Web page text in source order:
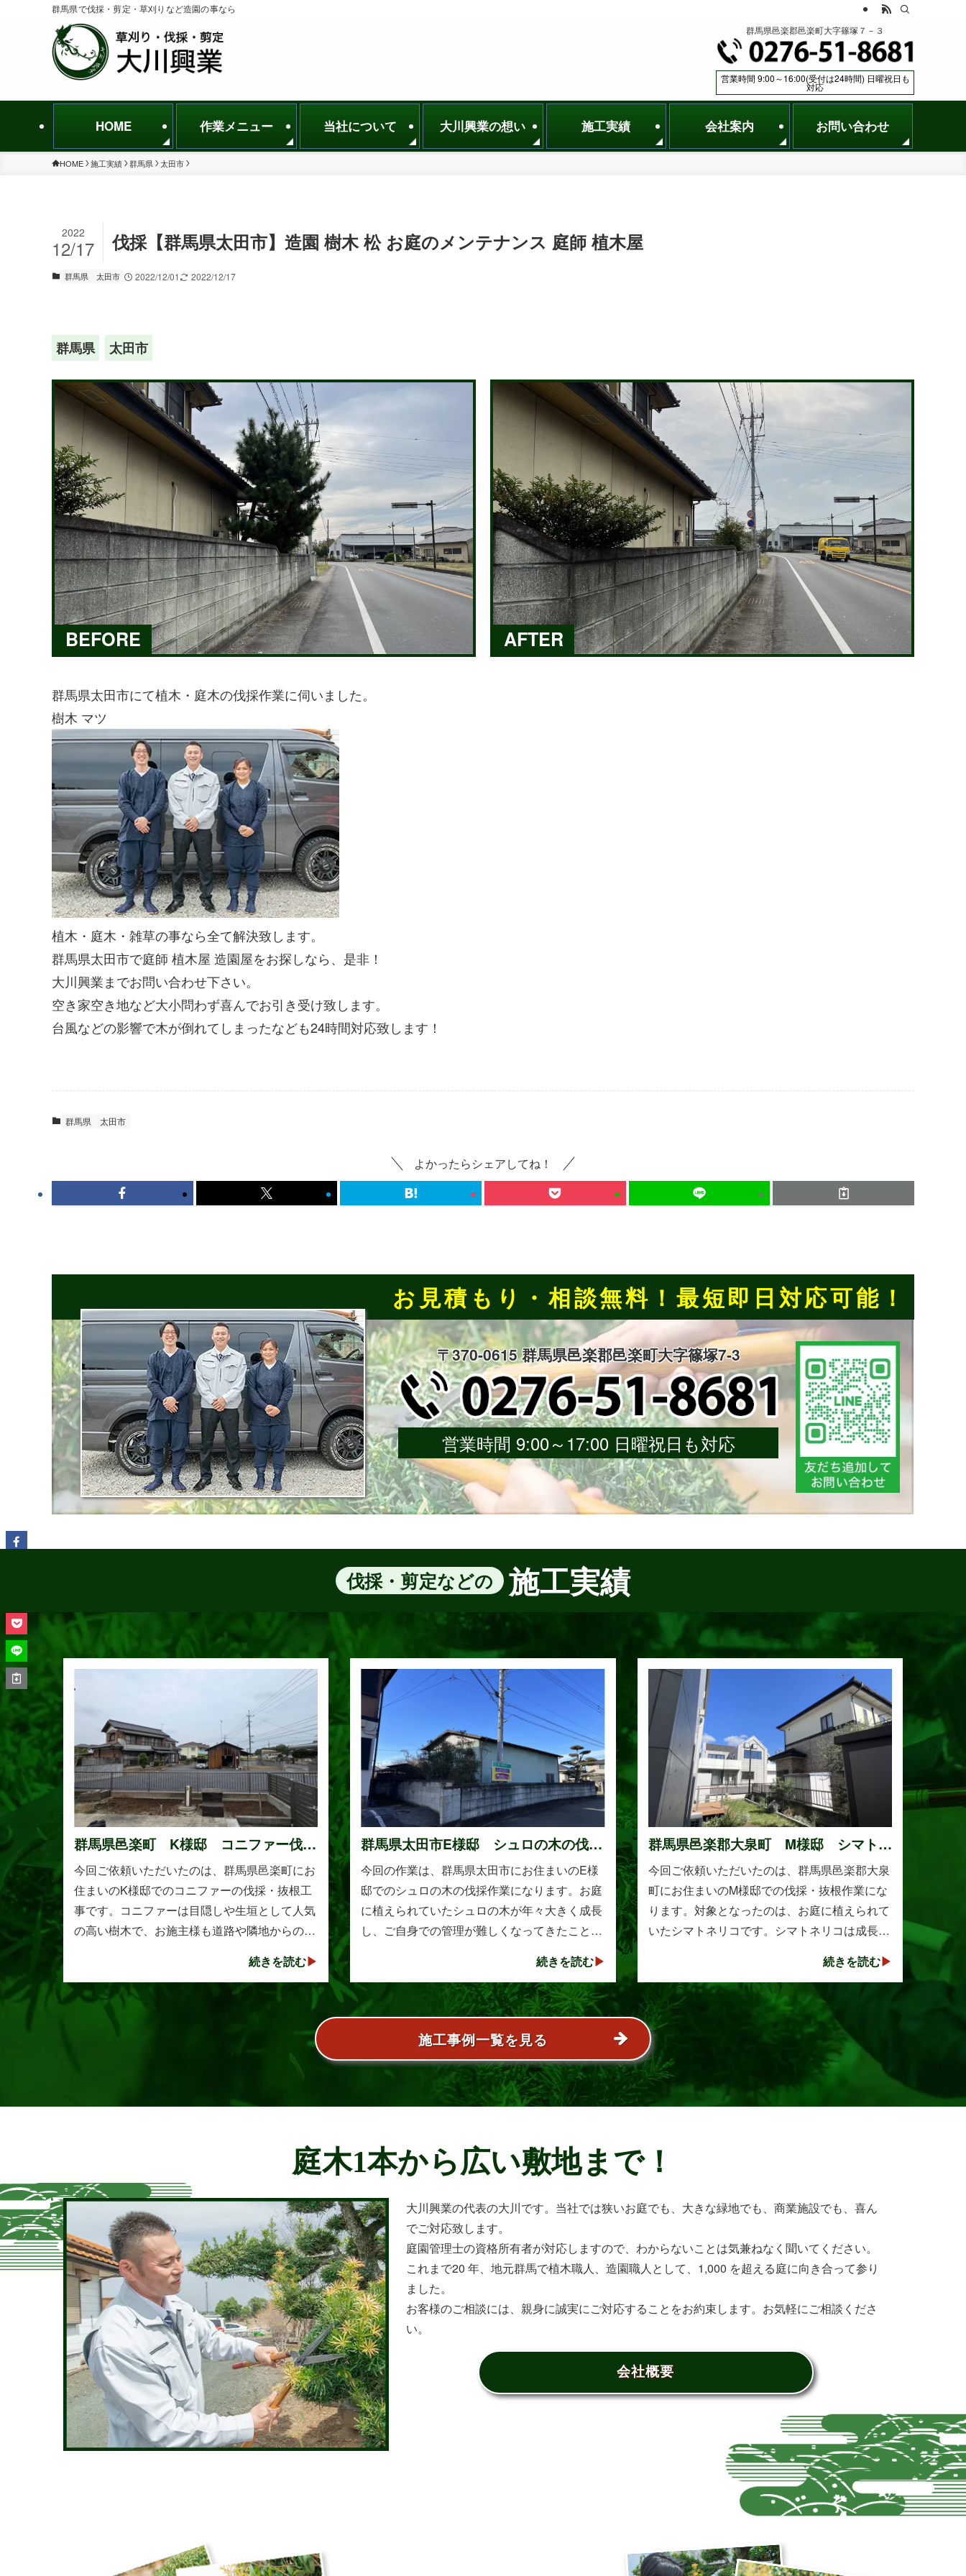
群馬県で伐採・剪定・草刈りなど造園の事なら
HOME 作業メニュー 当社について 大川興業の想い 施工実績 会社案内 お問い合わせ
群馬県邑楽郡邑楽町大字篠塚７－３
営業時間 9:00～16:00(受付は24時間) 日曜祝日も
対応
HOME 施工実績 群馬県 太田市
伐採【群馬県太田市】造園 樹木 松 お庭のメンテナンス 庭師 植木屋
2022
12/17
群馬県 太田市 2022/12/01 2022/12/17
群馬県 太田市
BEFORE AFTER
群馬県太田市にて植木・庭木の伐採作業に伺いました。
樹木 マツ
植木・庭木・雑草の事なら全て解決致します。
群馬県太田市で庭師 植木屋 造園屋をお探しなら、是非！
大川興業までお問い合わせ下さい。
空き家空き地など大小問わず喜んでお引き受け致します。
台風などの影響で木が倒れてしまったなども24時間対応致します！
群馬県 太田市
よかったらシェアしてね！
お見積もり・相談無料！最短即日対応可能！
〒370-0615 群馬県邑楽郡邑楽町大字篠塚7-3
営業時間 9:00～17:00 日曜祝日も対応
伐採・剪定などの 施工実績
群馬県邑楽町 K様邸 コニファー伐
採・抜根工事
今回ご依頼いただいたのは、群馬県邑楽町にお
住まいのK様邸でのコニファーの伐採・抜根工
事です。コニファーは目隠しや生垣として人気
の高い樹木で、お施主様も道路や隣地からの視
年数の経過とともに想像以上に大きく成長し、
枝葉が･･･
続きを読む
群馬県太田市E様邸 シュロの木の伐採
作業
今回の作業は、群馬県太田市にお住まいのE様
邸でのシュロの木の伐採作業になります。お庭
に植えられていたシュロの木が年々大きく成長
し、ご自身での管理が難しくなってきたことか
てやすい樹木として知られていますが、一度大
きくな･･･
続きを読む
群馬県邑楽郡大泉町 M様邸 シマトネ
リコの伐採と抜根作業
今回ご依頼いただいたのは、群馬県邑楽郡大泉
町にお住まいのM様邸での伐採・抜根作業にな
ります。対象となったのは、お庭に植えられて
いたシマトネリコです。シマトネリコは成長が
的な剪定を行わないと枝葉が大きく広がり、お
庭の管･･･
続きを読む
施工事例一覧を見る
庭木1本から広い敷地まで！
大川興業の代表の大川です。当社では狭いお庭でも、大きな緑地でも、商業施設でも、喜ん
でご対応致します。
庭園管理士の資格所有者が対応しますので、わからないことは気兼ねなく聞いてください。
これまで20 年、地元群馬で植木職人、造園職人として、1,000 を超える庭に向き合って参り
ました。
お客様のご相談には、親身に誠実にご対応することをお約束します。お気軽にご相談くださ
い。
会社概要